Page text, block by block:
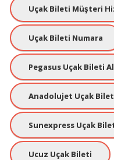
Uçak Bileti Müşteri
Uçak Bileti Numara
Pegasus Uçak Bileti Al
Anadolujet Uçak
Sunexpress Uçak
Ucuz Uçak Bileti